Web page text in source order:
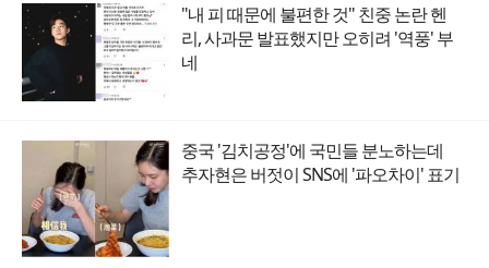
"내 피 때문에 불편한 것" 친중 논란 헨
리, 사과문 발표했지만 오히려 '역풍' 부
네
중국 '김치공정'에 국민들 분노하는데
추자현은 버젓이 SNS에 '파오차이' 표기